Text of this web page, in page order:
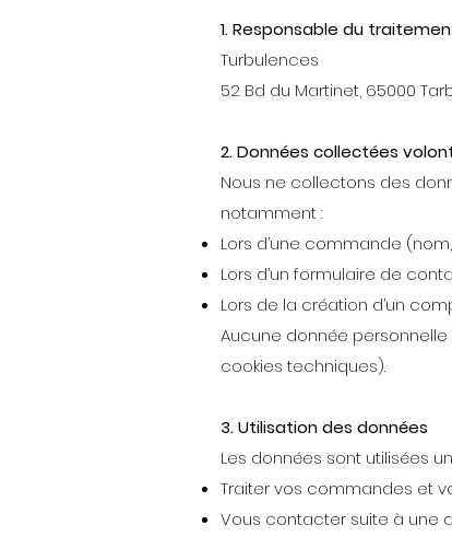
1. Responsable du
Turbulences
52 Bd du Martinet, 65000
2. Données collectées
Nous ne collectons des
notamment :
Lors d’une commande
Lors d’un formulaire de
Lors de la création d’un
Aucune donnée
cookies techniques).
3. Utilisation des données
Les données sont utilisées
Traiter vos commandes et
Vous contacter suite à une